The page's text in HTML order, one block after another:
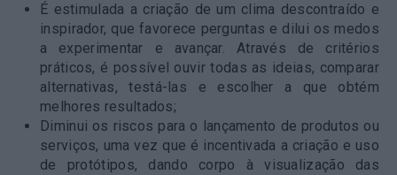
É estimulada a criação de um clima descontraído e
inspirador, que favorece perguntas e dilui os medos
a experimentar e avançar. Através de critérios
práticos, é possível ouvir todas as ideias, comparar
alternativas, testá-las e escolher a que obtém
melhores resultados;
Diminui os riscos para o lançamento de produtos ou
serviços, uma vez que é incentivada a criação e uso
de protótipos, dando corpo à visualização das